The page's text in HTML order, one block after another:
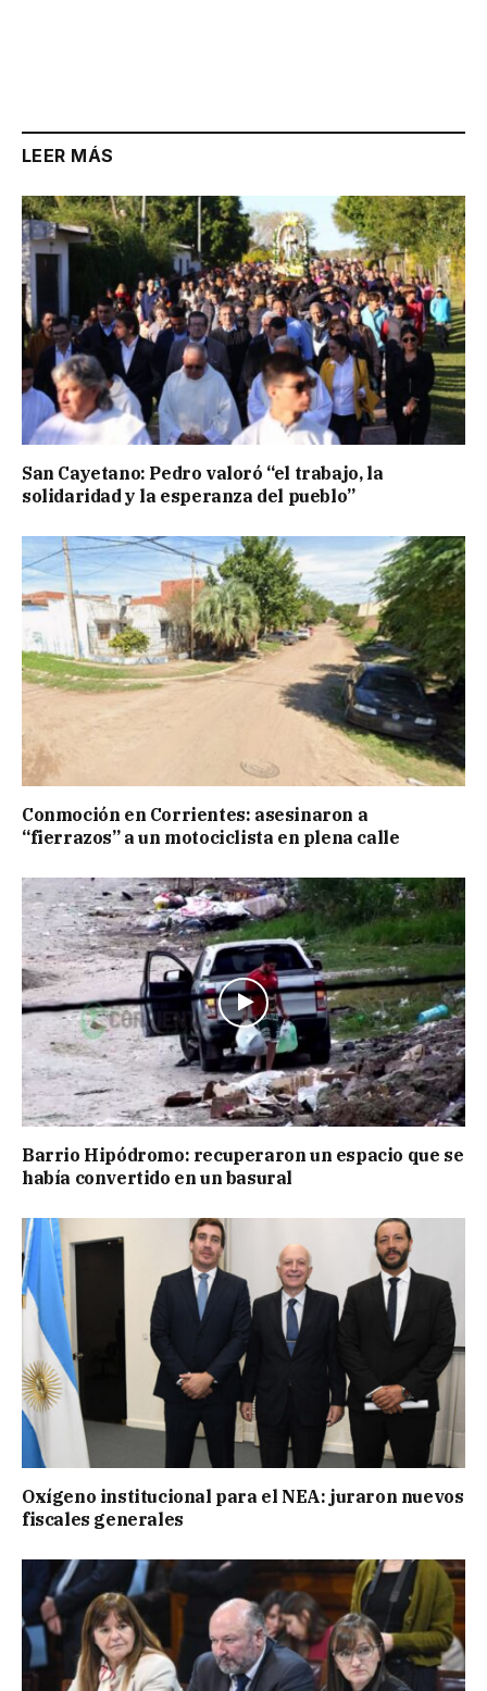
LEER MÁS
San Cayetano: Pedro valoró “el trabajo, la
solidaridad y la esperanza del pueblo”
Conmoción en Corrientes: asesinaron a
“fierrazos” a un motociclista en plena calle
Barrio Hipódromo: recuperaron un espacio que se
había convertido en un basural
Oxígeno institucional para el NEA: juraron nuevos
fiscales generales